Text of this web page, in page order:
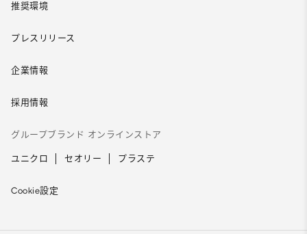
推奨環境
プレスリリース
企業情報
採用情報
グループブランド オンラインストア
ユニクロ セオリー プラステ
Cookie設定